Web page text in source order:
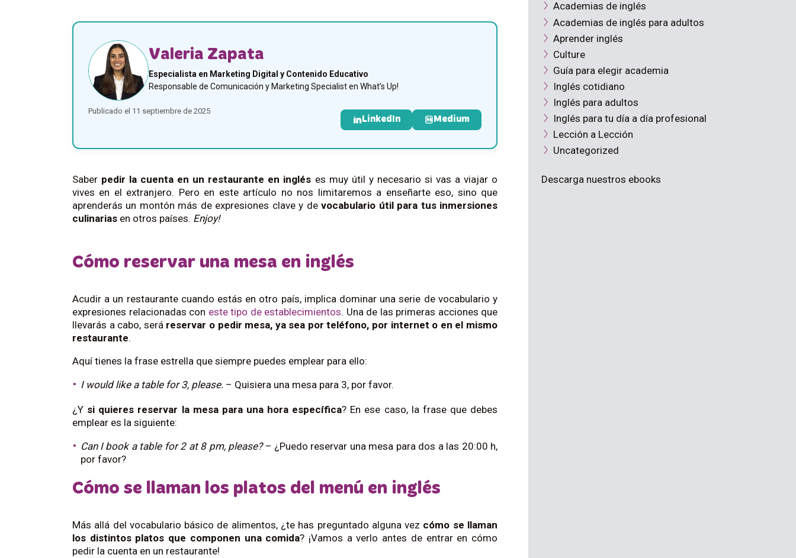
Valeria Zapata
Especialista en Marketing Digital y Contenido Educativo
Responsable de Comunicación y Marketing Specialist en What’s Up!
Publicado el 11 septiembre de 2025
LinkedIn Medium
Saber pedir la cuenta en un restaurante en inglés es muy útil y necesario si vas a viajar o
vives en el extranjero. Pero en este artículo no nos limitaremos a enseñarte eso, sino que
aprenderás un montón más de expresiones clave y devocabulario útil para tus inmersiones
culinarias en otros países. Enjoy!
Cómo reservar una mesa en inglés
Acudir a un restaurante cuando estás en otro país, implica dominar una serie de vocabulario y
expresiones relacionadas con este tipo de establecimientos. Una de las primeras acciones que
llevarás a cabo, será reservar o pedir mesa, ya sea por teléfono, por internet o en el mismo
restaurante.
Aquí tienes la frase estrella que siempre puedes emplear para ello:
I would like a table for 3, please.– Quisiera una mesa para 3, por favor.
¿Y si quieres reservar la mesa para una hora específica? En ese caso, la frase que debes
emplear es la siguiente:
Can I book a table for 2 at 8 pm, please?– ¿Puedo reservar una mesa para dos a las 20:00 h,
por favor?
Cómo se llaman los platos del menú en inglés
Más allá del vocabulario básico de alimentos,¿te has preguntado alguna vez cómo se llaman
los distintos platos que componen una comida? ¡Vamos a verlo antes de entrar en cómo
pedir la cuenta en un restaurante!
Academias de inglés
Academias de inglés para adultos
Aprender inglés
Culture
Guía para elegir academia
Inglés cotidiano
Inglés para adultos
Inglés para tu día a día profesional
Lección a Lección
Uncategorized
Descarga nuestros ebooks